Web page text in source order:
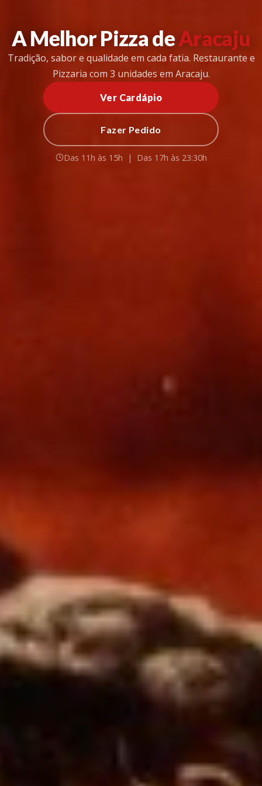
A Melhor Pizza deAracaju
Tradição, sabor e qualidade em cada fatia. Restaurante e
Pizzaria com 3 unidades em Aracaju.
Ver Cardápio
Fazer Pedido
Das 11h às 15h | Das 17h às 23:30h